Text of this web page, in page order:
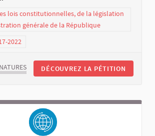
lois constitutionnelles, de la législation
générale de la République
2022
DÉCOUVREZ LA PÉTITION